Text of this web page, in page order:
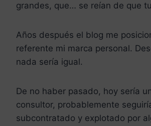
grandes, que… se reían de que
Años después el blog me
referente mi marca personal.
nada sería igual.
De no haber pasado, hoy sería
consultor, probablemente
subcontratado y explotado por